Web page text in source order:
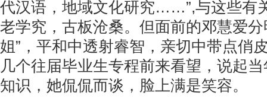
代汉语，地域文化研究……”,与这些有
老学究，古板沧桑。但面前的邓慧爱分
姐”，平和中透射睿智，亲切中带点俏
几个往届毕业生专程前来看望，说起
知识，她侃侃而谈，脸上满是笑容。